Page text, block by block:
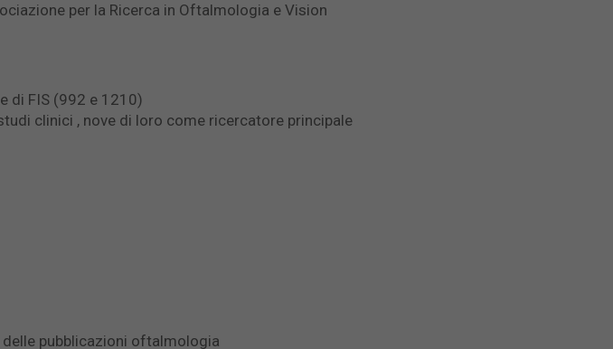
per la Ricerca in Oftalmologia e Vision
di FIS (992 e 1210)
clinici , nove di loro come ricercatore principale
pubblicazioni oftalmologia